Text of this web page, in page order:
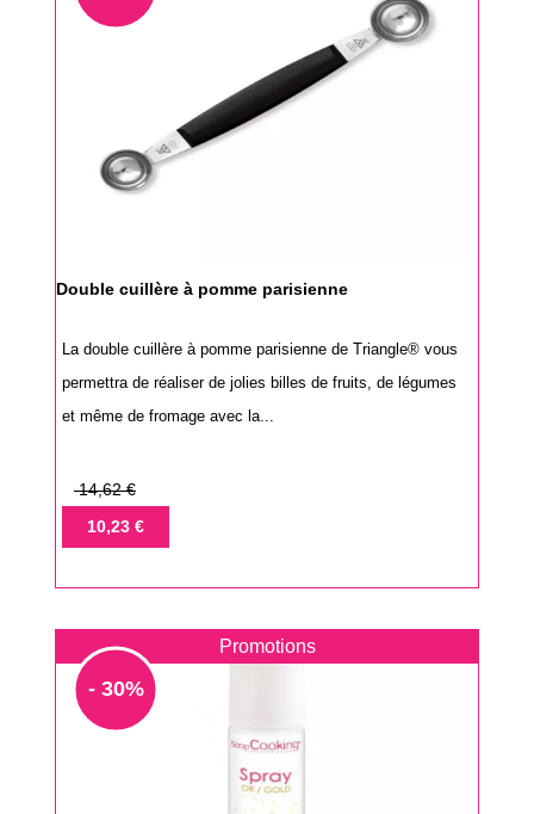
Double cuillère à pomme parisienne
La double cuillère à pomme parisienne de Triangle® vous
permettra de réaliser de jolies billes de fruits, de légumes
et même de fromage avec la...
Prix
base
14,62 €
Prix10,23 €
Promotions
- 30%